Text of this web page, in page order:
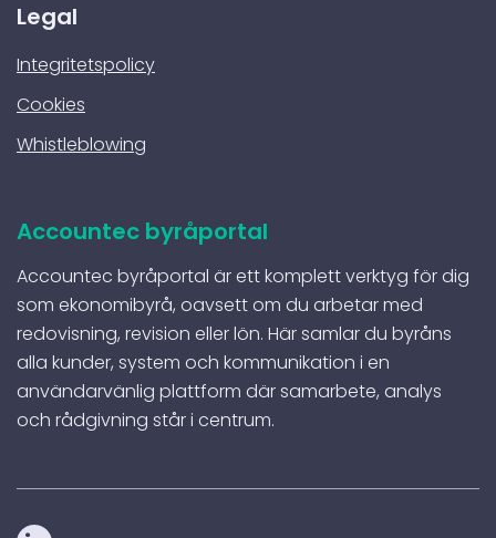
Legal
Integritetspolicy
Cookies
Whistleblowing
Accountec byråportal
Accountec byråportal är ett komplett verktyg för dig
som ekonomibyrå, oavsett om du arbetar med
redovisning, revision eller lön. Här samlar du byråns
alla kunder, system och kommunikation i en
användarvänlig plattform där samarbete, analys
och rådgivning står i centrum.